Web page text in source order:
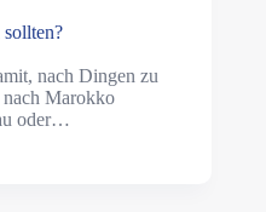
nach Dingen zu
nach Marokko
oder…